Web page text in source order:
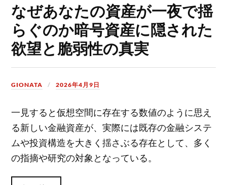
なぜあなたの資産が一夜で揺
らぐのか暗号資産に隠された
欲望と脆弱性の真実
GIONATA 2026年4月9日
一見すると仮想空間に存在する数値のように思え
る新しい金融資産が、実際には既存の金融システ
ムや投資構造を大きく揺さぶる存在として、多く
の指摘や研究の対象となっている。